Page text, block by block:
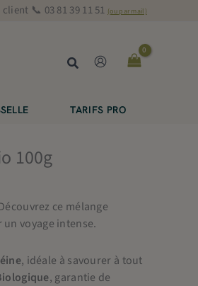
📞 03 81 39 11 51 (ou par mail)
Rechercher
TARIFS PRO
100g
ce mélange
un voyage intense.
, idéale à savourer à tout
, garantie de